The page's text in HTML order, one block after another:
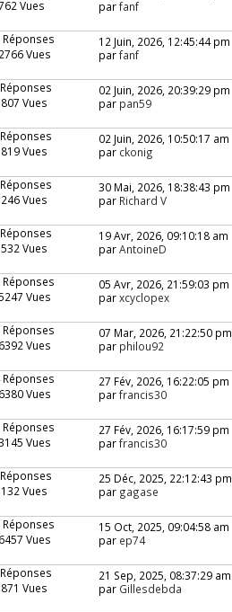
Vues
parfanf
Réponses
Vues
12 Juin, 2026, 12:45:44 pm
parfanf
Vues
02 Juin, 2026, 20:39:29 pm
par pan59
Vues
02 Juin, 2026, 10:50:17 am
par ckonig
Vues
30 Mai, 2026, 18:38:43 pm
par Richard V
Vues
19 Avr, 2026, 09:10:18 am
parAntoineD
Réponses
Vues
05 Avr, 2026, 21:59:03 pm
parxcyclopex
Réponses
Vues
07 Mar, 2026, 21:22:50 pm
par philou92
Réponses
Vues
27 Fév, 2026, 16:22:05 pm
parfrancis30
Réponses
Vues
27 Fév, 2026, 16:17:59 pm
parfrancis30
Vues
25 Déc, 2025, 22:12:43 pm
par gagase
Réponses
Vues
15 Oct, 2025, 09:04:58 am
par ep74
Vues
21 Sep, 2025, 08:37:29 am
par Gillesdebda